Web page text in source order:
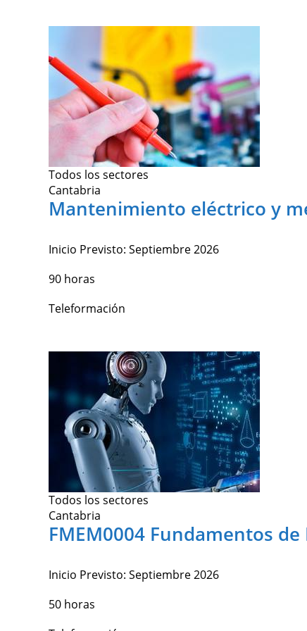
Todos los sectores
Cantabria
Mantenimiento eléctrico y
Inicio Previsto: Septiembre 2026
90 horas
Teleformación
Todos los sectores
Cantabria
FMEM0004 Fundamentos de
Inicio Previsto: Septiembre 2026
50 horas